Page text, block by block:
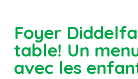
Foyer
table! Un
avec les